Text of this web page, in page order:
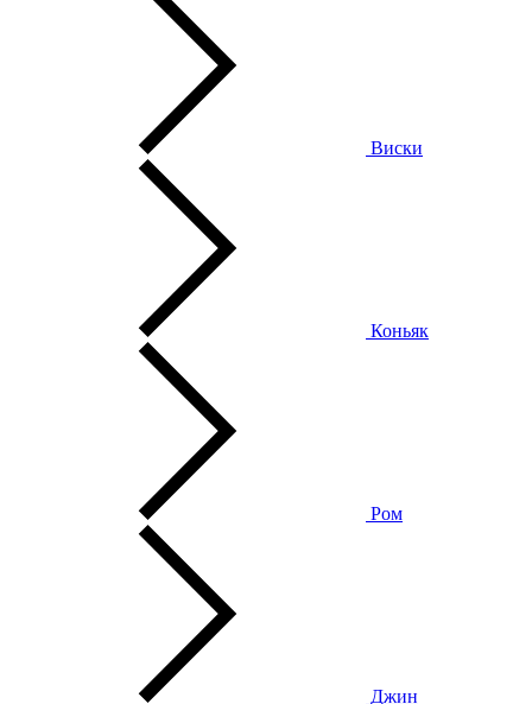
Виски
Коньяк
Ром
Джин